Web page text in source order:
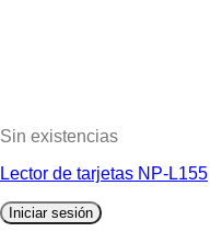
Sin existencias
Lector de tarjetas NP-L155
Iniciar sesión